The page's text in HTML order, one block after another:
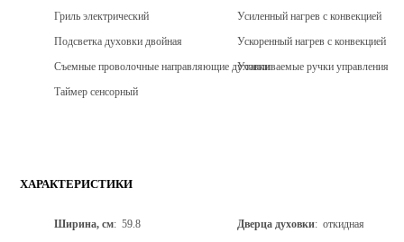
Гриль электрический
Подсветка духовки двойная
Съемные проволочные направляющие духовки
Таймер сенсорный
Усиленный нагрев с конвекцией
Ускоренный нагрев с конвекцией
Утапливаемые ручки управления
ХАРАКТЕРИСТИКИ
Ширина, см: 59.8
Дверца духовки: откидная